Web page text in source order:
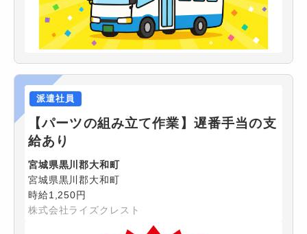
派遣社員
【パーツの組み立て作業】遅番手当の支
給あり
宮城県黒川郡大和町
宮城県黒川郡大和町
時給1,250円
株式会社ライズクレスト